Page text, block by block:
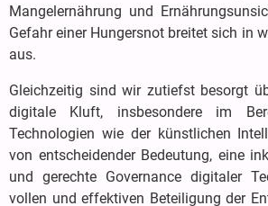
Mangelernährung und
Gefahr einer Hungersnot breitet sich in
aus.
Gleichzeitig sind wir zutiefst besorgt
digitale Kluft, insbesondere im
Technologien wie der künstlichen
von entscheidender Bedeutung, eine
und gerechte Governance digitaler
vollen und effektiven Beteiligung der